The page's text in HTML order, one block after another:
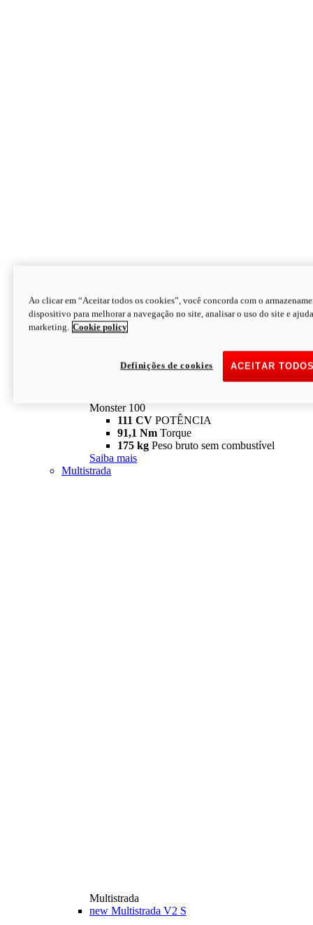
Monster
Monster 100
111 CV POTÊNCIA
91,1 Nm Torque
175 kg Peso bruto sem combustível
Saiba mais
Multistrada
Multistrada
new Multistrada V2 S
Ao clicar em “Aceitar todos os cookies”, você concorda com o
dispositivo para melhorar a navegação no site, analisar o uso do site e
marketing. Cookie policy
ACEITAR
Definições de cookies